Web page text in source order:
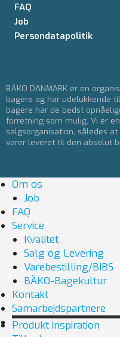
FAQ
Job
Persondatapolitik
BÄKO DANMARK er en
bagere og har udelukkende
bagere har de bedst
forretning som mulig. Vi er
salgsorganisation, således
varer leveret til den absolut
Om os
Job
FAQ
Service
Kvalitet
Salg og Levering
Varebestilling/BIBS
BÄKO-Bagekultur
Kontakt
Samarbejdspartnere
Produkt inspiration